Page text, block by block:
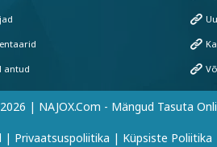
| NAJOX.com - Mängud Tasuta
| Privaatsuspoliitika | Küpsiste Poliitika